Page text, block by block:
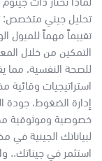
تقييماً مهماً للميول
التمكين من خلال
للصحة النفسية، مما
استراتيجيات
إدارة الضغوط، جودة
خصوصية وموثوقية
لبياناتك الجينية في
استثمر في